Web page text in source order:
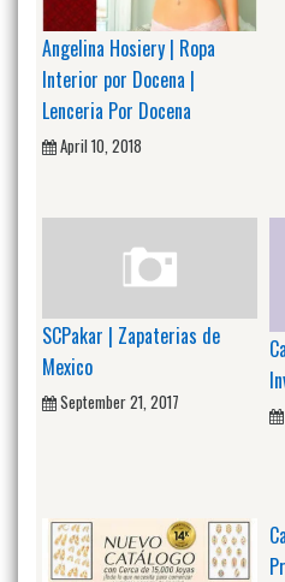
Angelina Hosiery | Ropa
Interior por Docena |
Lenceria Por Docena
April 10, 2018
SCPakar | Zapaterias de
Mexico
September 21, 2017